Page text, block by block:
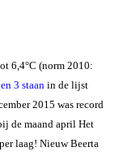
6,4°C (norm 2010:
3 staan in de lijst
2015 was record
de maand april Het
laag! Nieuw Beerta